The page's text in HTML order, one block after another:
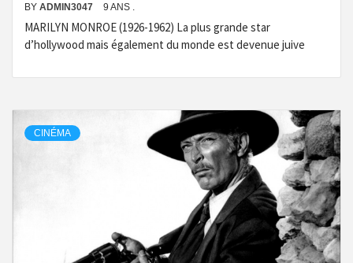
BY ADMIN3047 9 ANS .
MARILYN MONROE (1926-1962) La plus grande star
d’hollywood mais également du monde est devenue juive
CINÉMA